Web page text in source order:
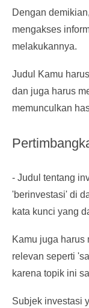
Dengan
mengakses
melakukannya.
Judul Kamu
dan juga harus
memunculkan
- Judul tentang
'berinvestasi' di
kata kunci yang
Kamu juga harus
relevan seperti
karena topik ini
Subjek investasi